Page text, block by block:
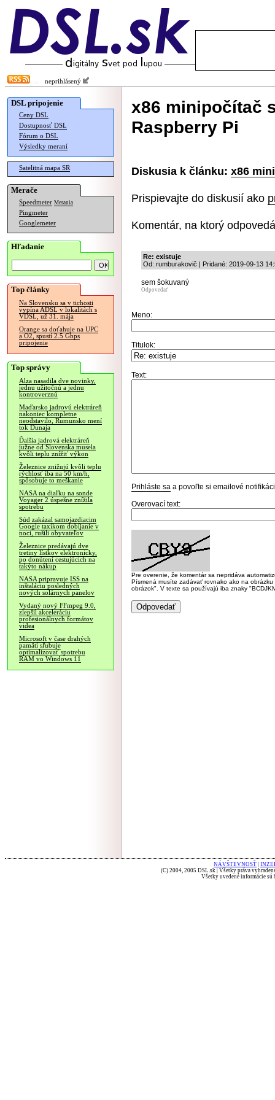
neprihlásený
DSL pripojenie
Ceny DSL
Dostupnosť DSL
Fórum o DSL
Výsledky meraní
Satelitná mapa SR
Merače
Speedmeter Merania
Pingmeter
Googlemeter
Hľadanie
Top články
Na Slovensku sa v tichosti
vypína ADSL v lokalitách s
VDSL, už 31. mája
Orange sa doťahuje na UPC
a O2, spustí 2.5 Gbps
pripojenie
Top správy
Alza nasadila dve novinky,
jednu užitočnú a jednu
kontroverznú
Maďarsko jadrovú elektráreň
nakoniec kompletne
neodstavilo, Rumunsko mení
tok Dunaja
Ďalšia jadrová elektráreň
južne od Slovenska musela
kvôli teplu znížiť výkon
Železnice znižujú kvôli teplu
rýchlosť iba na 50 km/h,
spôsobuje to meškanie
NASA na diaľku na sonde
Voyager 2 úspešne znížila
spotrebu
Súd zakázal samojazdiacim
Google taxíkom dobíjanie v
noci, rušili obyvateľov
Železnice predávajú dve
tretiny lístkov elektronicky,
po donútení cestujúcich na
takýto nákup
NASA pripravuje ISS na
inštaláciu posledných
nových solárnych panelov
Vydaný nový FFmpeg 9.0,
zlepšil akceleráciu
profesionálnych formátov
videa
Microsoft v čase drahých
pamätí sľubuje
optimalizovať spotrebu
RAM vo Windows 11
x86 minipočítač
Raspberry Pi
Diskusia k článku: x86
Prispievajte do diskusií ako
Komentár, na ktorý
Re: existuje
Od: rumburakovič | Pridané: 2019-09-13
sem šokuvaný
Odpovedať
Meno:
Titulok:
Text:
Prihláste sa a povoľte si emailové
Overovací text:
Pre overenie, že komentár sa nepridáva
Písmená musíte zadávať rovnako ako na
obrázok". V texte sa používajú iba znaky
NÁVŠTEVNOSŤ
(C) 2004, 2005 DSL.sk | Všetky práva
Všetky uvedené informácie sú